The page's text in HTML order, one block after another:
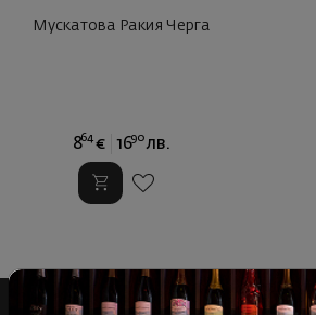
Мускатова Ракия Черга
864 € 1690 лв.